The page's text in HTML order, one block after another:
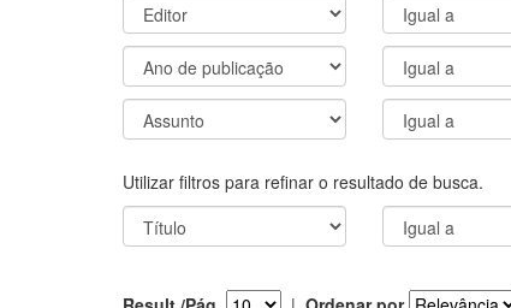
Utilizar filtros para refinar o resultado de busca.